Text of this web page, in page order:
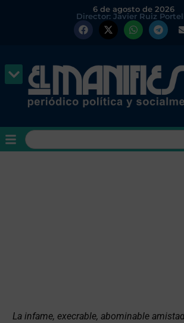
6 de agosto de 2026
Director: Javier Ruiz
La infame, execrable, abominable